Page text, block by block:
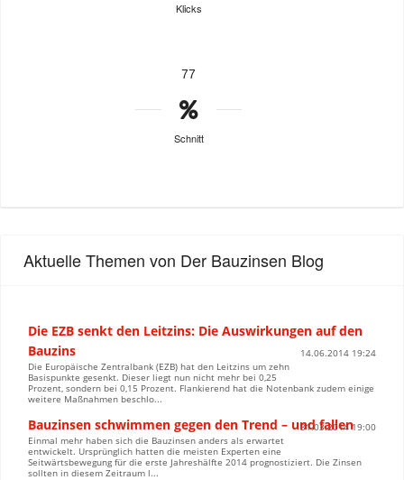
Klicks
77
Schnitt
Aktuelle Themen von Der Bauzinsen Blog
Die EZB senkt den Leitzins: Die Auswirkungen auf den
Bauzins
14.06.2014 19:24
Die Europäische Zentralbank (EZB) hat den Leitzins um zehn
Basispunkte gesenkt. Dieser liegt nun nicht mehr bei 0,25
Prozent, sondern bei 0,15 Prozent. Flankierend hat die Notenbank zudem einige
weitere Maßnahmen beschlo...
Bauzinsen schwimmen gegen den Trend – und fallen
31.03.2014 19:00
Einmal mehr haben sich die Bauzinsen anders als erwartet
entwickelt. Ursprünglich hatten die meisten Experten eine
Seitwärtsbewegung für die erste Jahreshälfte 2014 prognostiziert. Die Zinsen
sollten in diesem Zeitraum l...